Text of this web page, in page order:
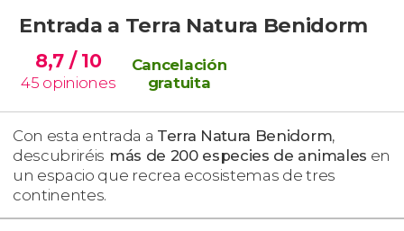
Entrada a Terra Natura Benidorm
8,7 / 10
45 opiniones
Cancelación
gratuita
Con esta entrada a Terra Natura Benidorm,
descubriréis más de 200 especies de animales en
un espacio que recrea ecosistemas de tres
continentes.